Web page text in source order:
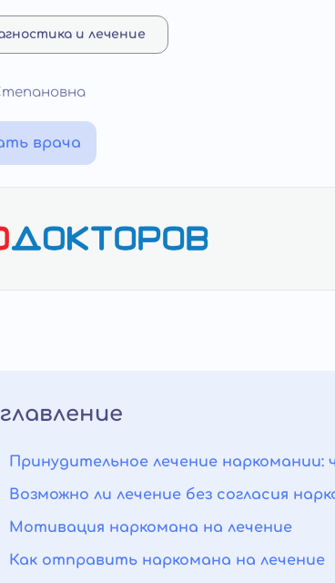
и лечение
врача
Принудительное лечение наркомании:
Возможно ли лечение без согласия
Мотивация наркомана на лечение
Как отправить наркомана на лечение